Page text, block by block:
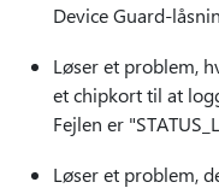
Device Guard-
Løser et problem,
et chipkort til at
Fejlen er
Løser et problem,